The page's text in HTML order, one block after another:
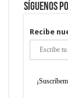
Síguenos
Recibe